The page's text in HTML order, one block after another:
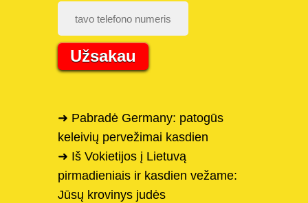
Užsakau
➜ Pabradė Germany: patogūs
keleivių pervežimai kasdien
➜ Iš Vokietijos į Lietuvą
pirmadieniais ir kasdien vežame:
Jūsų krovinys judės